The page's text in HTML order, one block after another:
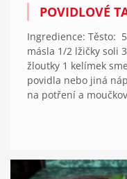
POVIDLOVÉ
Ingredience: Těsto:
másla 1/2 lžičky soli
žloutky 1 kelímek
povidla nebo jiná
na potření a